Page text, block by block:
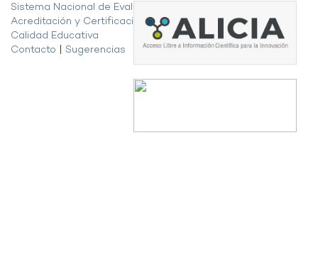
Sistema Nacional de Evaluación,
Acreditación y Certificación de la
Calidad Educativa
Contacto
Sugerencias